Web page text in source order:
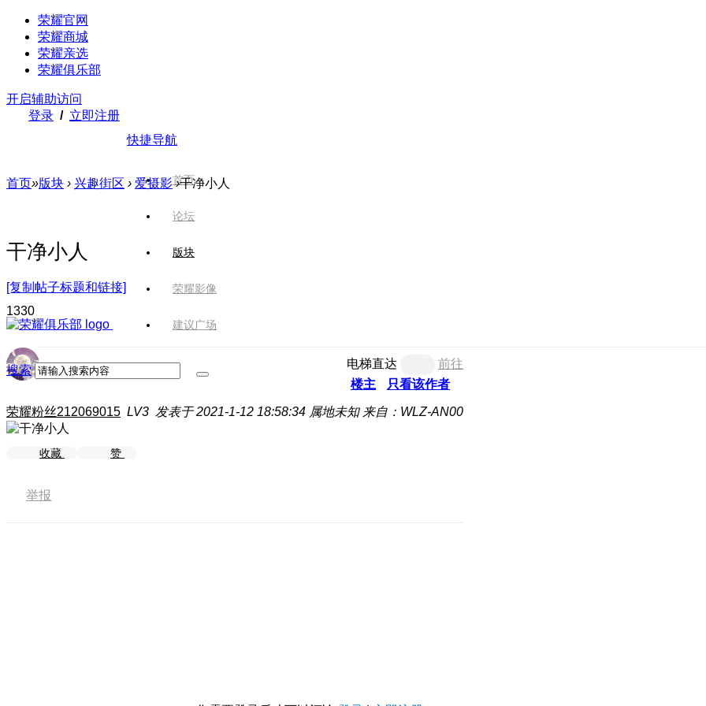
荣耀官网
荣耀商城
荣耀亲选
荣耀俱乐部
开启辅助访问
登录 / 立即注册
快捷导航
首页
论坛
版块
荣耀影像
建议广场
搜索
首页»版块 › 兴趣街区 › 爱摄影 ›干净小人
干净小人
[复制帖子标题和链接]
1330
电梯直达
前往
楼主
只看该作者
荣耀粉丝212069015 LV3 发表于 2021-1-12 18:58:34 属地未知 来自：WLZ-AN00
收藏 赞
举报